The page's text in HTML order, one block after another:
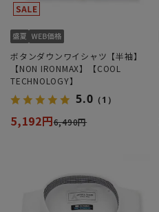
ボタンダウンワイシャツ【半袖】
【NON IRONMAX】【COOL
TECHNOLOGY】
5.0 （1）
5,192円6,490円